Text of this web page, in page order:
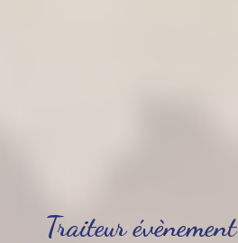
Traiteur